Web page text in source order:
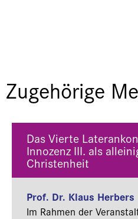
Zugehörige
Das Vierte
Innozenz III. als
Christenheit
Prof. Dr. Klaus Herbers
Im Rahmen der